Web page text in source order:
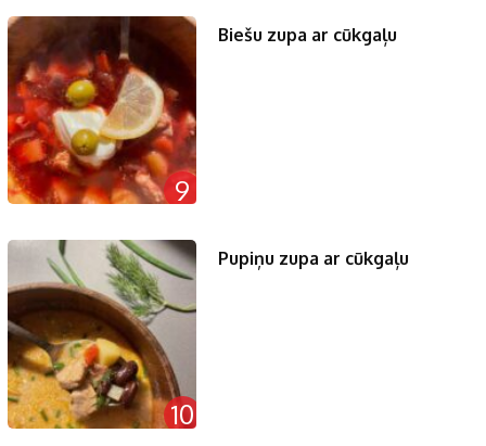
9
Biešu zupa ar cūkgaļu
10
Pupiņu zupa ar cūkgaļu